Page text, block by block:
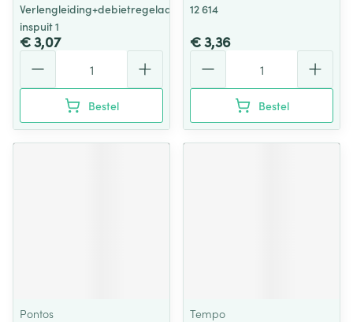
Verlengleiding+debietregelaar+y-
inspuit 1
€ 3,07
Bestel
12 614
€ 3,36
Bestel
Pontos
Tempo